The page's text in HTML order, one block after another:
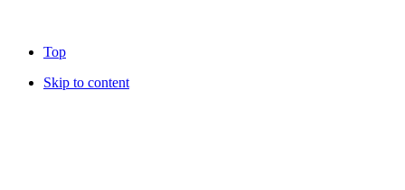
Top
Skip to content